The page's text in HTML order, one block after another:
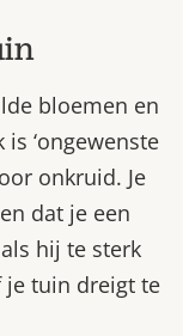
bloemen en
‘ongewenste
onkruid. Je
dat je een
hij te sterk
tuin dreigt te